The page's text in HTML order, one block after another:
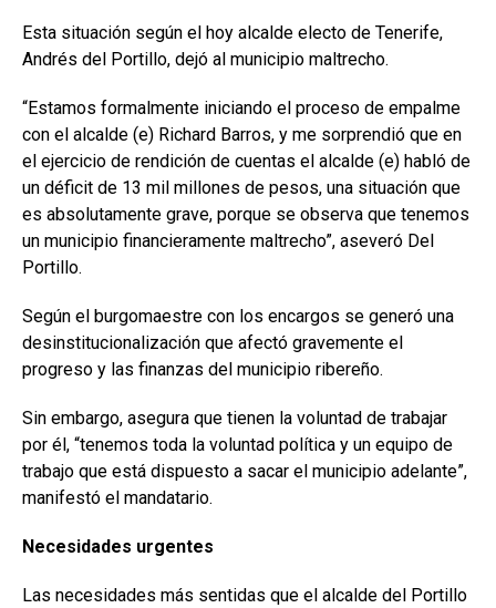
Esta situación según el hoy alcalde electo de Tenerife,
Andrés del Portillo, dejó al municipio maltrecho.
“Estamos formalmente iniciando el proceso de empalme
con el alcalde (e) Richard Barros, y me sorprendió que en
el ejercicio de rendición de cuentas el alcalde (e) habló de
un déficit de 13 mil millones de pesos, una situación que
es absolutamente grave, porque se observa que tenemos
un municipio financieramente maltrecho”, aseveró Del
Portillo.
Según el burgomaestre con los encargos se generó una
desinstitucionalización que afectó gravemente el
progreso y las finanzas del municipio ribereño.
Sin embargo, asegura que tienen la voluntad de trabajar
por él, “tenemos toda la voluntad política y un equipo de
trabajo que está dispuesto a sacar el municipio adelante”,
manifestó el mandatario.
Necesidades urgentes
Las necesidades más sentidas que el alcalde del Portillo